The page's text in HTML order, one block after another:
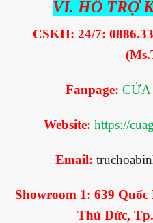
VI. HỖ TRỢ
CSKH: 24/7:
Fanpage: CỬA
Website: https://
Email:
Showroom 1: 639
Thủ Đức,